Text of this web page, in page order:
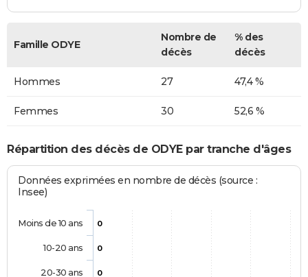
Famille ODYE
Nombre de
décès
% des
décès
Hommes 27 47,4 %
Femmes 30 52,6 %
Répartition des décès de ODYE par tranche d'âges
Données exprimées en nombre de décès (source :
Insee)
0
0
0
Moins de 10 ans
10-20 ans
20-30 ans